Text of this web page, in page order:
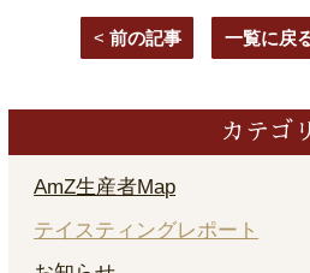
< 前の記事 一覧に戻
カテゴ
AmZ生産者Map
テイスティングレポート